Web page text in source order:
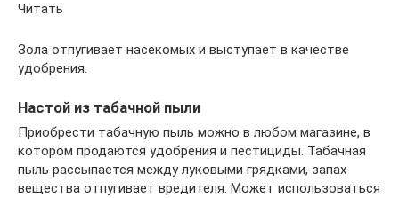
Читать
Зола отпугивает насекомых и выступает в качестве
удобрения.
Настой из табачной пыли
Приобрести табачную пыль можно в любом магазине, в
котором продаются удобрения и пестициды. Табачная
пыль рассыпается между луковыми грядками, запах
вещества отпугивает вредителя. Может использоваться